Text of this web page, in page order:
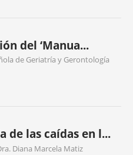
del ‘Manua...
de Geriatría y Gerontología
de las caídas en l...
Diana Marcela Matiz